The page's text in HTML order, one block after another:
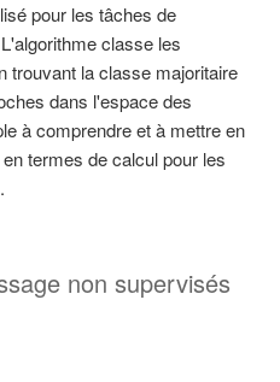
pour les tâches de
classe les
trouvant la classe majoritaire
dans l'espace des
à comprendre et à mettre en
termes de calcul pour les
non supervisés